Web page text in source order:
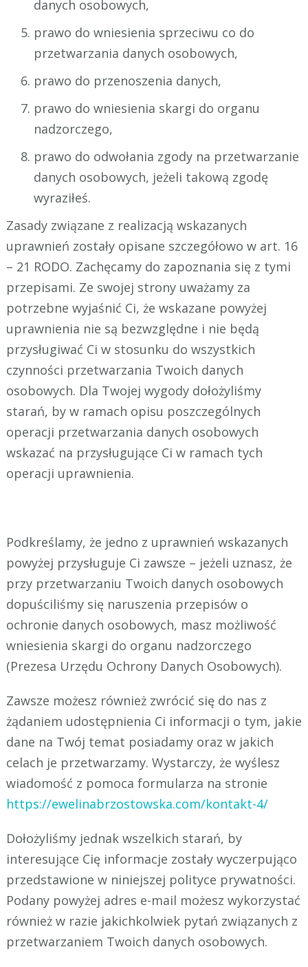
danych osobowych,
prawo do wniesienia sprzeciwu co do
przetwarzania danych osobowych,
prawo do przenoszenia danych,
prawo do wniesienia skargi do organu
nadzorczego,
prawo do odwołania zgody na przetwarzanie
danych osobowych, jeżeli takową zgodę
wyraziłeś.
Zasady związane z realizacją wskazanych
uprawnień zostały opisane szczegółowo w art. 16
– 21 RODO. Zachęcamy do zapoznania się z tymi
przepisami. Ze swojej strony uważamy za
potrzebne wyjaśnić Ci, że wskazane powyżej
uprawnienia nie są bezwzględne i nie będą
przysługiwać Ci w stosunku do wszystkich
czynności przetwarzania Twoich danych
osobowych. Dla Twojej wygody dołożyliśmy
starań, by w ramach opisu poszczególnych
operacji przetwarzania danych osobowych
wskazać na przysługujące Ci w ramach tych
operacji uprawnienia.
Podkreślamy, że jedno z uprawnień wskazanych
powyżej przysługuje Ci zawsze – jeżeli uznasz, że
przy przetwarzaniu Twoich danych osobowych
dopuściliśmy się naruszenia przepisów o
ochronie danych osobowych, masz możliwość
wniesienia skargi do organu nadzorczego
(Prezesa Urzędu Ochrony Danych Osobowych).
Zawsze możesz również zwrócić się do nas z
żądaniem udostępnienia Ci informacji o tym, jakie
dane na Twój temat posiadamy oraz w jakich
celach je przetwarzamy. Wystarczy, że wyślesz
wiadomość z pomoca formularza na stronie
https://ewelinabrzostowska.com/kontakt-4/
Dołożyliśmy jednak wszelkich starań, by
interesujące Cię informacje zostały wyczerpująco
przedstawione w niniejszej polityce prywatności.
Podany powyżej adres e-mail możesz wykorzystać
również w razie jakichkolwiek pytań związanych z
przetwarzaniem Twoich danych osobowych.